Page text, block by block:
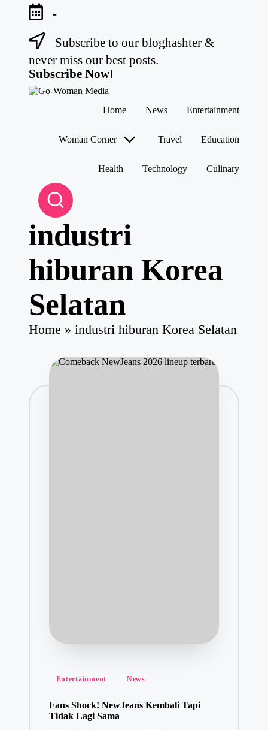
-
Subscribe to our bloghashter &
never miss our best posts.
Subscribe Now!
a
Home News Entertainment
Woman Corner Travel Education
Health Technology Culinary
industri
hiburan Korea
Selatan
Home » industri hiburan Korea Selatan
Posted
Entertainment News
Fans Shock! NewJeans Kembali Tapi
Tidak Lagi Sama